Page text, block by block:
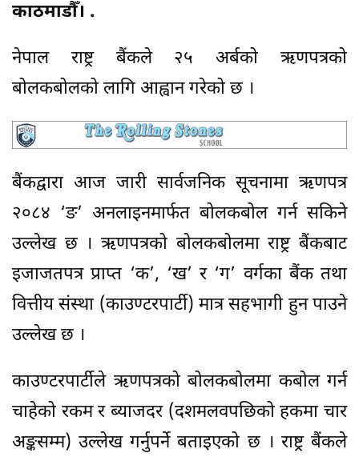
काठमाडौँ। .
नेपाल राष्ट्र बैंकले २५ अर्बको ऋणपत्रको
बोलकबोलको लागि आह्वान गरेको छ ।
बैंकद्वारा आज जारी सार्वजनिक सूचनामा ऋणपत्र
२०८४ ‘ङ’ अनलाइनमार्फत बोलकबोल गर्न सकिने
उल्लेख छ । ऋणपत्रको बोलकबोलमा राष्ट्र बैंकबाट
इजाजतपत्र प्राप्त ‘क’, ‘ख’ र ‘ग’ वर्गका बैंक तथा
वित्तीय संस्था (काउण्टरपार्टी) मात्र सहभागी हुन पाउने
उल्लेख छ ।
काउण्टरपार्टीले ऋणपत्रको बोलकबोलमा कबोल गर्न
चाहेको रकम र ब्याजदर (दशमलवपछिको हकमा चार
अङ्कसम्म) उल्लेख गर्नुपर्ने बताइएको छ । राष्ट्र बैंकले